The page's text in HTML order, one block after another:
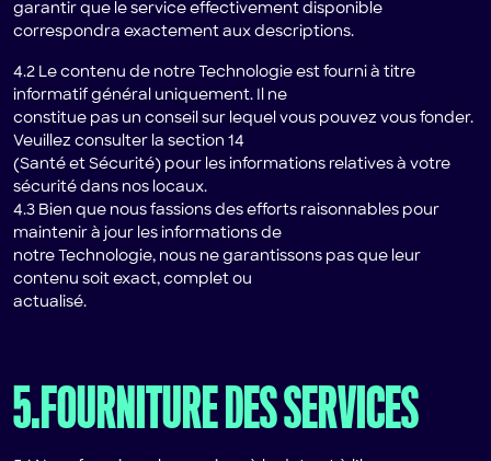
garantir que le service effectivement disponible
correspondra exactement aux descriptions.
4.2 Le contenu de notre Technologie est fourni à titre
informatif général uniquement. Il ne
constitue pas un conseil sur lequel vous pouvez vous fonder.
Veuillez consulter la section 14
(Santé et Sécurité) pour les informations relatives à votre
sécurité dans nos locaux.
4.3 Bien que nous fassions des efforts raisonnables pour
maintenir à jour les informations de
notre Technologie, nous ne garantissons pas que leur
contenu soit exact, complet ou
actualisé.
5.FOURNITURE DES SERVICES